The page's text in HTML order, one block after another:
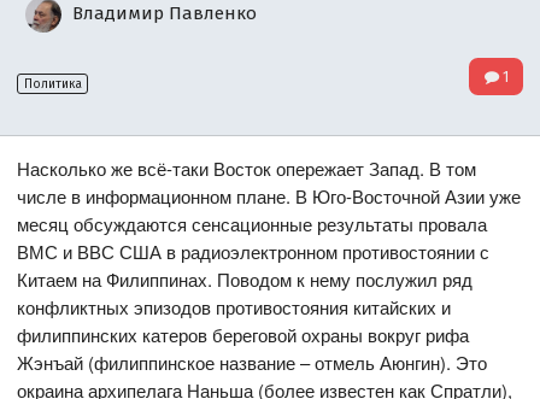
Владимир Павленко
Политика 1
Насколько же всё-таки Восток опережает Запад. В том
числе в информационном плане. В Юго-Восточной Азии уже
месяц обсуждаются сенсационные результаты провала
ВМС и ВВС США в радиоэлектронном противостоянии с
Китаем на Филиппинах. Поводом к нему послужил ряд
конфликтных эпизодов противостояния китайских и
филиппинских катеров береговой охраны вокруг рифа
Жэнъай (филиппинское название – отмель Аюнгин). Это
окраина архипелага Наньша (более известен как Спратли),